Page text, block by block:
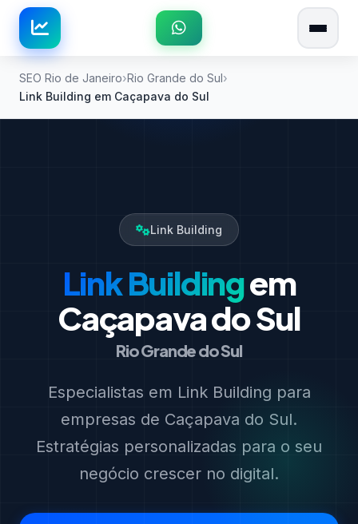
SEO Rio de Janeiro Rio Grande do Sul
Link Building em Caçapava do Sul
Link Building
Link Buildingem
Caçapava do Sul
Rio Grande do Sul
Especialistas em Link Building para
empresas de Caçapava do Sul.
Estratégias personalizadas para o seu
negócio crescer no digital.